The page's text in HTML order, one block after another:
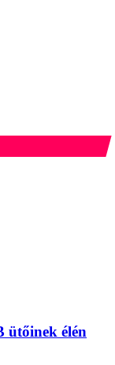
ütőinek élén